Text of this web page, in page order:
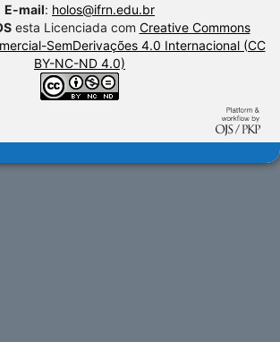
E-mail: holos@ifrn.edu.br
esta Licenciada com Creative Commons
SemDerivações 4.0 Internacional (CC
BY-NC-ND 4.0)